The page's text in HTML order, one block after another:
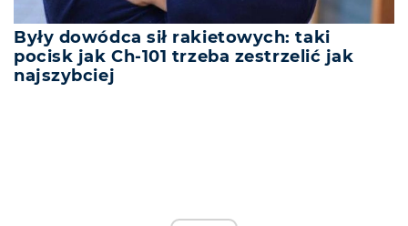
Były dowódca sił rakietowych: taki
pocisk jak Ch-101 trzeba zestrzelić jak
najszybciej